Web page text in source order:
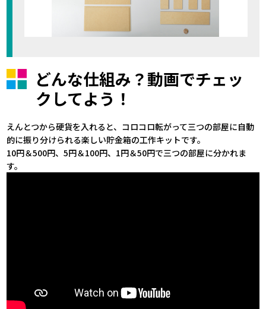
どんな仕組み？動画でチェッ
クしてよう！
えんとつから硬貨を入れると、コロコロ転がって三つの部屋に自動
的に振り分けられる楽しい貯金箱の工作キットです。
10円＆500円、5円＆100円、1円＆50円で三つの部屋に分かれま
す。